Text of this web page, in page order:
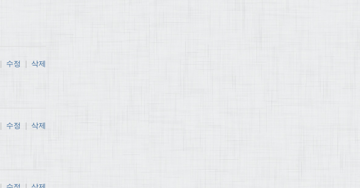
| 수정 | 삭제
| 수정 | 삭제